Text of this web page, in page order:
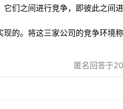
们之间进行竞争，即彼此之间
的。将这三家公司的竞争环境
匿名回答于